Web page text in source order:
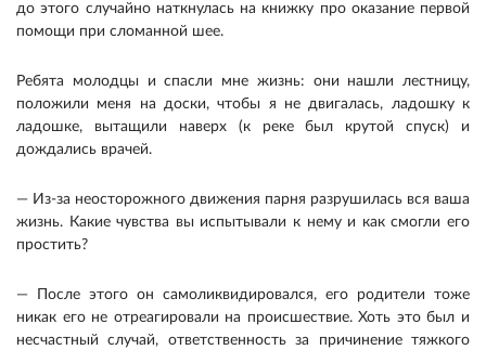
до этого случайно наткнулась на книжку про оказание первой
помощи при сломанной шее.
Ребята молодцы и спасли мне жизнь: они нашли лестницу,
положили меня на доски, чтобы я не двигалась, ладошку к
ладошке, вытащили наверх (к реке был крутой спуск) и
дождались врачей.
— Из-за неосторожного движения парня разрушилась вся ваша
жизнь. Какие чувства вы испытывали к нему и как смогли его
простить?
— После этого он самоликвидировался, его родители тоже
никак его не отреагировали на происшествие. Хоть это был и
несчастный случай, ответственность за причинение тяжкого